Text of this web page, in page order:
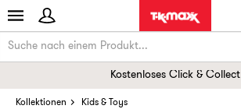
Kostenloses Click & Collect
Kollektionen Kids & Toys